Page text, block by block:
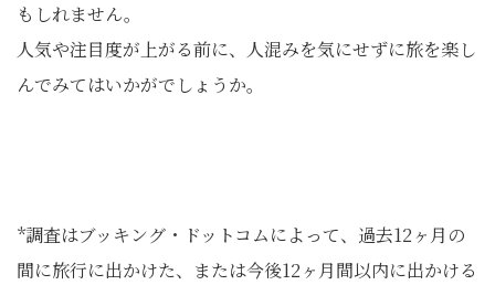
もしれません。
人気や注目度が上がる前に、人混みを気にせずに旅を楽し
んでみてはいかがでしょうか。
*調査はブッキング・ドットコムによって、過去12ヶ月の
間に旅行に出かけた、または今後12ヶ月間以内に出かける